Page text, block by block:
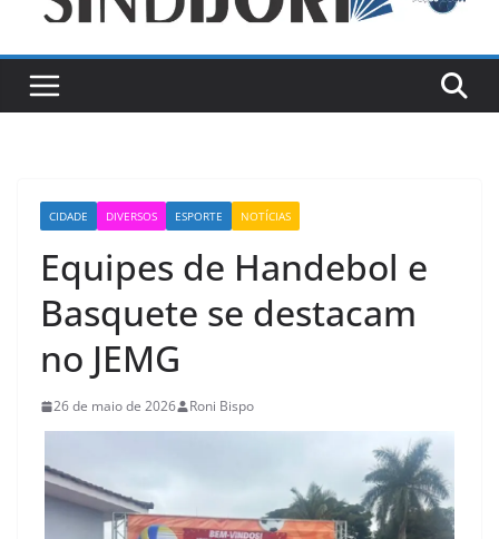
CIDADE DIVERSOS ESPORTE NOTÍCIAS
Equipes de Handebol e
Basquete se destacam
no JEMG
26 de maio de 2026 Roni Bispo